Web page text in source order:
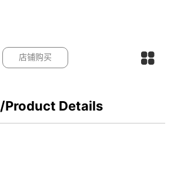
店铺购买
/Product Details